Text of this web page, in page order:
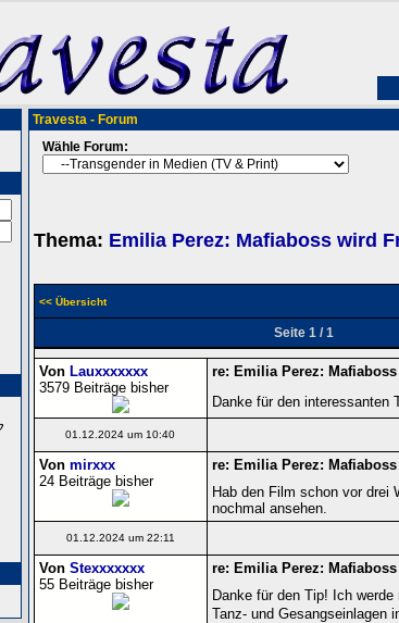
Travesta - Forum
Wähle Forum:
Thema: Emilia Perez: Mafiaboss wird
<< Übersicht
Seite 1 / 1
Von Lauxxxxxxx
3579 Beiträge bisher
re: Emilia Perez:
Danke für den interessanten
01.12.2024 um 10:40
Von mirxxx
24 Beiträge bisher
re: Emilia Perez:
Hab den Film schon vor drei
nochmal ansehen.
01.12.2024 um 22:11
Von Stexxxxxxx
55 Beiträge bisher
re: Emilia Perez:
Danke für den Tip! Ich
Tanz- und Gesangseinlagen